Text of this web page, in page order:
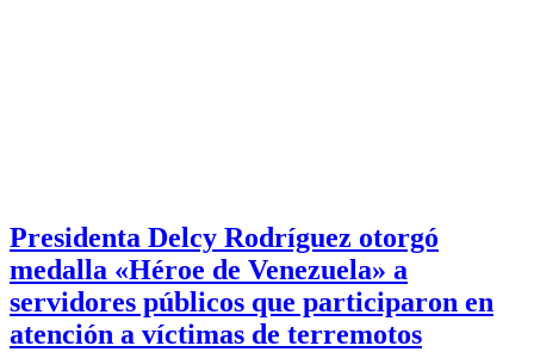
Presidenta Delcy Rodríguez otorgó
medalla «Héroe de Venezuela» a
servidores públicos que participaron en
atención a víctimas de terremotos